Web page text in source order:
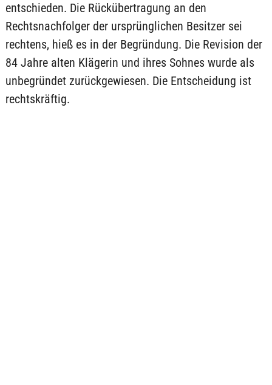
entschieden. Die Rückübertragung an den
Rechtsnachfolger der ursprünglichen Besitzer sei
rechtens, hieß es in der Begründung. Die Revision der
84 Jahre alten Klägerin und ihres Sohnes wurde als
unbegründet zurückgewiesen. Die Entscheidung ist
rechtskräftig.